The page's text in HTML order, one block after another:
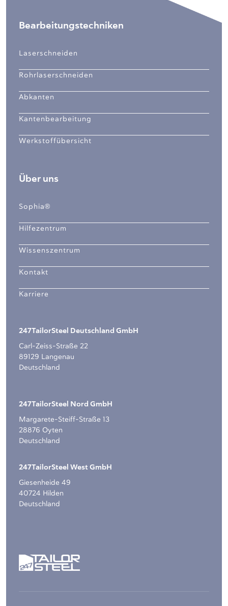
Bearbeitungstechniken
Laserschneiden
Rohrlaserschneiden
Abkanten
Kantenbearbeitung
Werkstoffübersicht
Über uns
Sophia®
Hilfezentrum
Wissenszentrum
Kontakt
Karriere
247TailorSteel Deutschland GmbH
Carl-Zeiss-Straße 22
89129 Langenau
Deutschland
247TailorSteel Nord GmbH
Margarete-Steiff-Straße 13
28876 Oyten
Deutschland
247TailorSteel West GmbH
Giesenheide 49
40724 Hilden
Deutschland